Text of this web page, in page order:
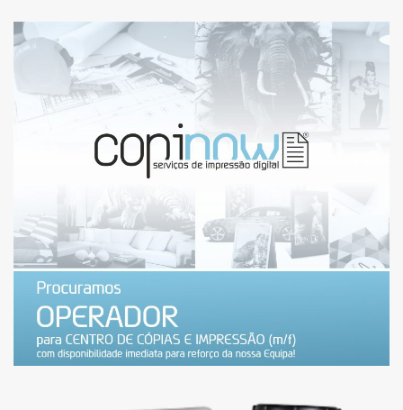
ESTAMOS A RECRUTAR:
OPERADOR DE CENTRO DE
CÓPIAS E IMPRESSÃO
(MAIASHOPPING) – VAGA
PREENCHIDA